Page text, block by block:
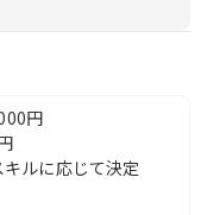
円
ルに応じて決定